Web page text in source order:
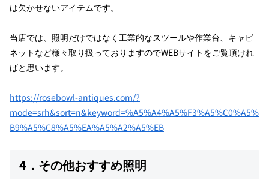
は欠かせないアイテムです。
当店では、照明だけではなく工業的なスツールや作業台、キャビ
ネットなど様々取り扱っておりますのでWEBサイトをご覧頂けれ
ばと思います。
https://rosebowl-antiques.com/?
mode=srh&sort=n&keyword=%A5%A4%A5%F3%A5%C0%A5%
B9%A5%C8%A5%EA%A5%A2%A5%EB
4．その他おすすめ照明